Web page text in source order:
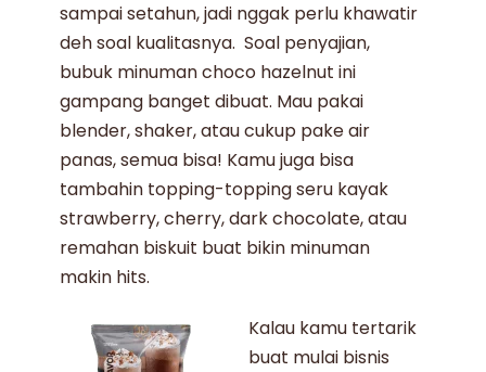
sampai setahun, jadi nggak perlu khawatir
deh soal kualitasnya. Soal penyajian,
bubuk minuman choco hazelnut ini
gampang banget dibuat. Mau pakai
blender, shaker, atau cukup pake air
panas, semua bisa! Kamu juga bisa
tambahin topping-topping seru kayak
strawberry, cherry, dark chocolate, atau
remahan biskuit buat bikin minuman
makin hits.
Kalau kamu tertarik
buat mulai bisnis